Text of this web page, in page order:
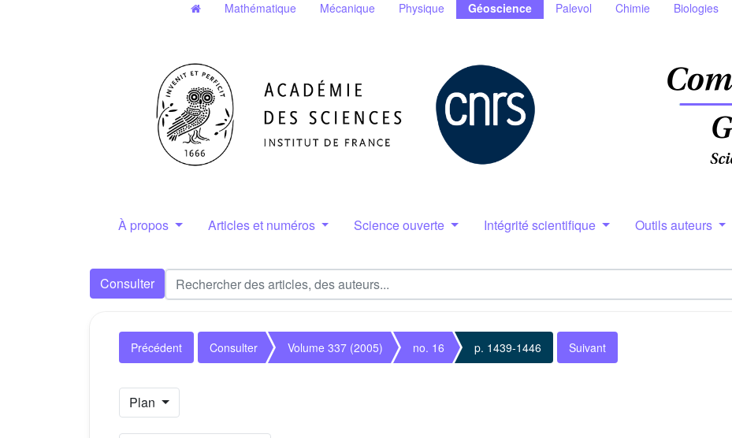
Mathématique Mécanique Physique Géoscience Palevol Chimie Biologies
À propos Articles et numéros Science ouverte Intégrité scientifique Outils auteurs
Consulter
Précédent Consulter Volume 337 (2005) no. 16 p. 1439-1446 Suivant
Plan